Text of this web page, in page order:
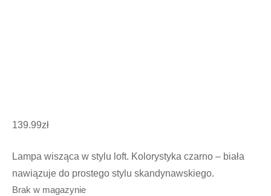
139.99zł
Lampa wisząca w stylu loft. Kolorystyka czarno – biała
nawiązuje do prostego stylu skandynawskiego.
Brak w magazynie